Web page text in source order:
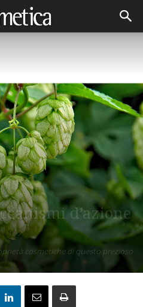
d’azione
cosmetiche di questo prezioso